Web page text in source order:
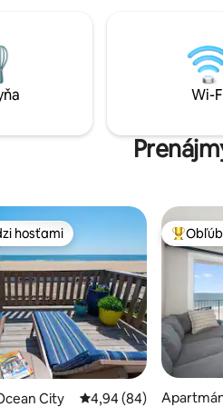
City, v
auto,Wi-
hosťami
hosťami
City Priemerné
4,94 (84)